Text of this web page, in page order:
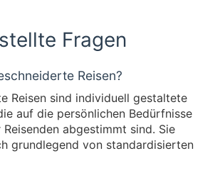
Fragen
Reisen?
Reisen sind individuell gestaltete
auf die persönlichen Bedürfnisse
Reisenden abgestimmt sind. Sie
grundlegend von standardisierten